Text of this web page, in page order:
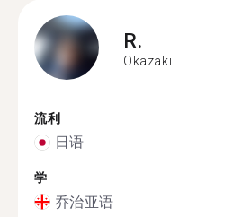
R.
Okazaki
流利
日语
学
乔治亚语